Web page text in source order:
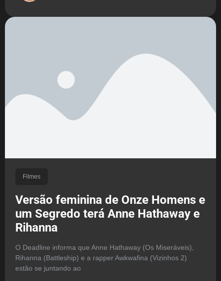
Filmes
Versão feminina de Onze Homens e
um Segredo terá Anne Hathaway e
Rihanna
O Deadline informa que Anne Hathaway (Os Miseráveis),
Rihanna (Battleship) e a rapper Awkwafina (Vizinhos 2)
estão se juntando ao